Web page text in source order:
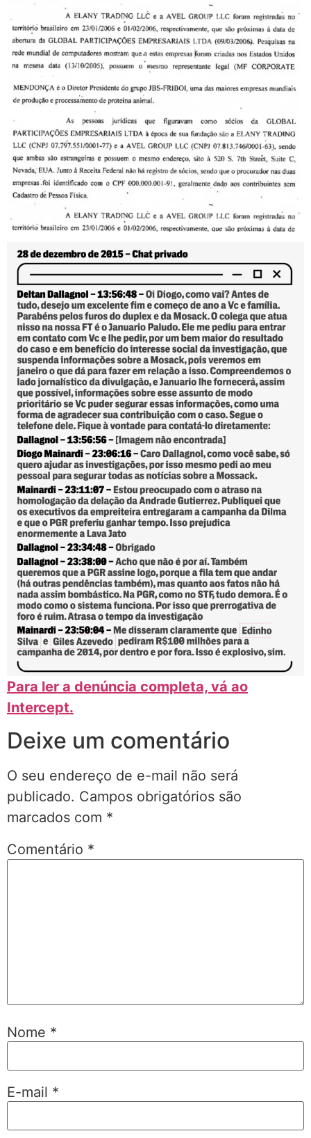
Para ler a denúncia completa, vá ao
Intercept.
Deixe um comentário
O seu endereço de e-mail não será
publicado. Campos obrigatórios são
marcados com *
Comentário *
Nome *
E-mail *